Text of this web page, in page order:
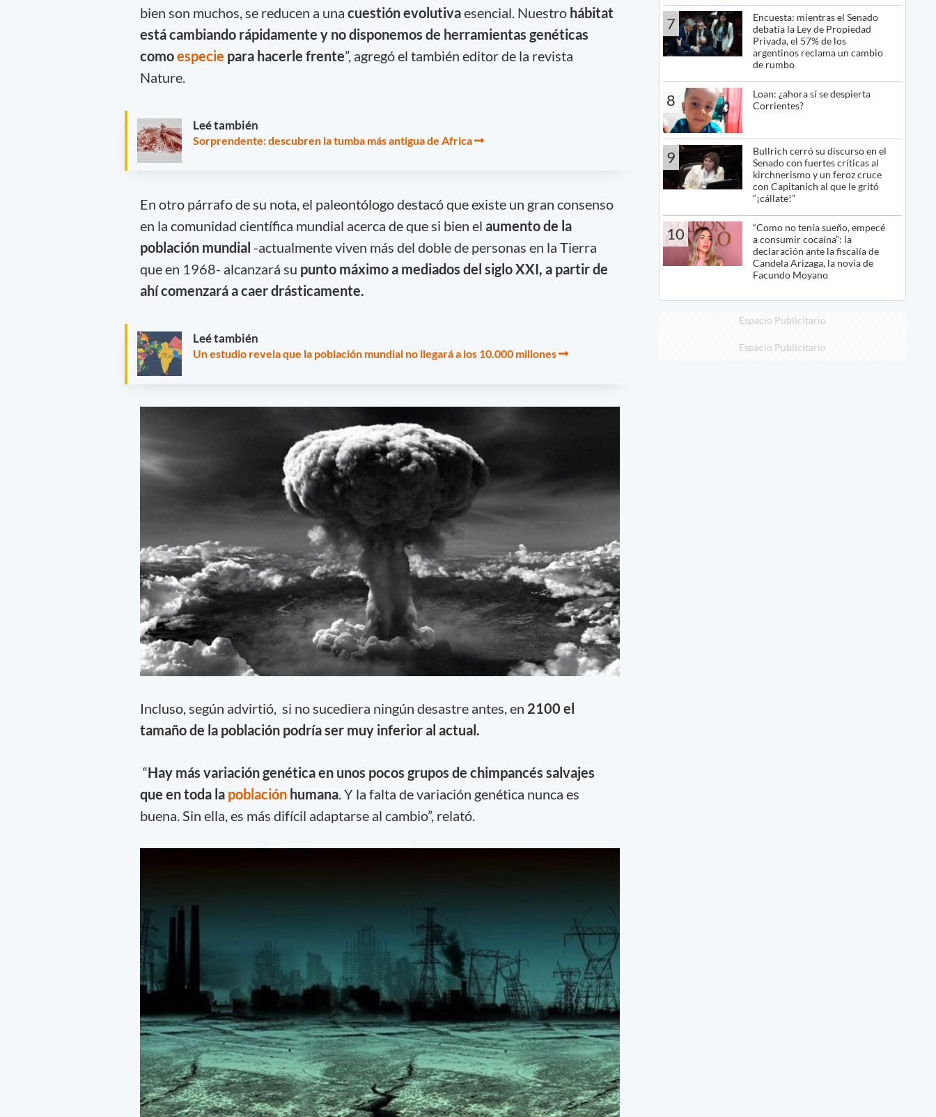
bien son muchos, se reducen a una cuestión evolutivaesencial. Nuestro hábitat
está cambiando rápidamente y no disponemos de herramientas genéticas
comoespecie para hacerle frente”, agregó el también editor de la revista
Nature.
Leé también
Sorprendente: descubren la tumba más antigua de Africa
En otro párrafo de su nota, el paleontólogo destacó que existe un gran consenso
en la comunidad científica mundial acerca de que si bien el aumento de la
población mundial -actualmente viven más del doble de personas en la Tierra
que en 1968- alcanzará su punto máximo a mediados del siglo XXI, a partir de
ahí comenzará a caer drásticamente.
Leé también
Un estudio revela que la población mundial no llegará a los 10.000 millones
Incluso, según advirtió, si no sucediera ningún desastre antes, en 2100 el
tamaño de la población podría ser muy inferior al actual.
“Hay más variación genética en unos pocos grupos de chimpancés salvajes
que en toda la población humana. Y la falta de variación genética nunca es
buena. Sin ella, es más difícil adaptarse al cambio”, relató.
7
Encuesta: mientras el Senado
debatía la Ley de Propiedad
Privada, el 57% de los
argentinos reclama un cambio
de rumbo
8
Loan: ¿ahora sí se despierta
Corrientes?
9
Bullrich cerró su discurso en el
Senado con fuertes críticas al
kirchnerismo y un feroz cruce
con Capitanich al que le gritó
“¡cállate!”
10
“Como no tenía sueño, empecé
a consumir cocaína”: la
declaración ante la fiscalía de
Candela Arizaga, la novia de
Facundo Moyano
Espacio Publicitario
Espacio Publicitario